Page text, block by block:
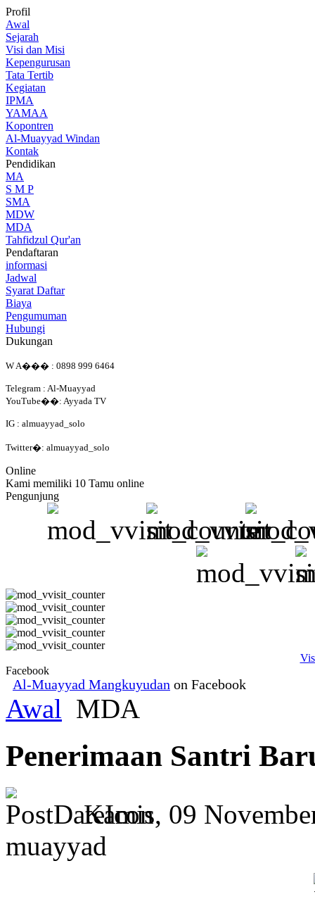
Profil
Awal
Sejarah
Visi dan Misi
Kepengurusan
Tata Tertib
Kegiatan
IPMA
YAMAA
Kopontren
Al-Muayyad Windan
Kontak
Pendidikan
MA
S M P
SMA
MDW
MDA
Tahfidzul Qur'an
Pendaftaran
informasi
Jadwal
Syarat Daftar
Biaya
Pengumuman
Hubungi
Dukungan
W A��� : 0898 999 6464
Telegram : Al-Muayyad
YouTube��: Ayyada TV
IG : almuayyad_solo
Twitter�: almuayyad_solo
Online
Kami memiliki 10 Tamu online
Pengunjung
Facebook
Al-Muayyad Mangkuyudan on Facebook
Awal MDA
Penerimaan Santri
Kamis, 09
muayyad